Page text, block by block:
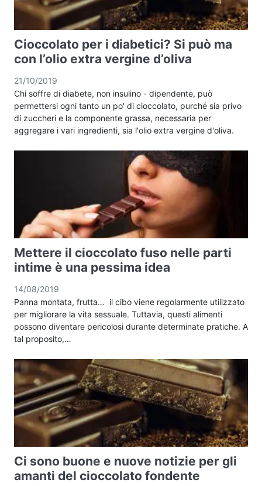
Cioccolato per i diabetici? Si può ma
con l’olio extra vergine d’oliva
21/10/2019
Chi soffre di diabete, non insulino - dipendente, può
permettersi ogni tanto un po' di cioccolato, purché sia privo
di zuccheri e la componente grassa, necessaria per
aggregare i vari ingredienti, sia l'olio extra vergine d'oliva.
Mettere il cioccolato fuso nelle parti
intime è una pessima idea
14/08/2019
Panna montata, frutta… il cibo viene regolarmente utilizzato
per migliorare la vita sessuale. Tuttavia, questi alimenti
possono diventare pericolosi durante determinate pratiche. A
tal proposito,…
Ci sono buone e nuove notizie per gli
amanti del cioccolato fondente